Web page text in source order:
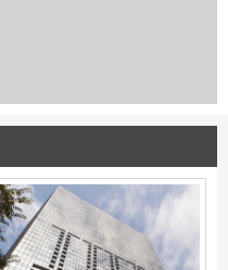
などの絞り込みが